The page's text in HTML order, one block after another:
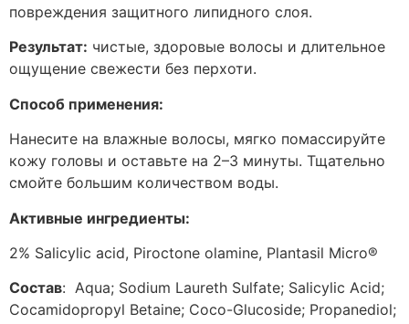
повреждения защитного липидного слоя.
Результат: чистые, здоровые волосы и длительное
ощущение свежести без перхоти.
Способ применения:
Нанесите на влажные волосы, мягко помассируйте
кожу головы и оставьте на 2–3 минуты. Тщательно
смойте большим количеством воды.
Активные ингредиенты:
2% Salicylic acid, Piroctone olamine, Plantasil Micro®
Состав: Aqua; Sodium Laureth Sulfate; Salicylic Acid;
Cocamidopropyl Betaine; Coco-Glucoside; Propanediol;